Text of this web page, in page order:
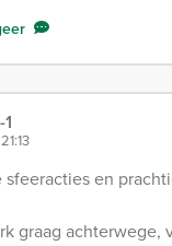
sfeeracties en
graag achterwege,